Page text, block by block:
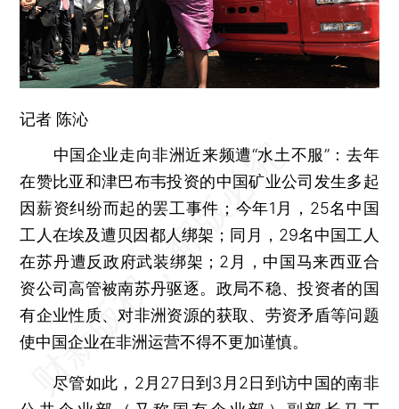
记者 陈沁
中国企业走向非洲近来频遭“水土不服”：去年
在赞比亚和津巴布韦投资的中国矿业公司发生多起
因薪资纠纷而起的罢工事件；今年1月，25名中国
工人在埃及遭贝因都人绑架；同月，29名中国工人
在苏丹遭反政府武装绑架；2月，中国马来西亚合
资公司高管被南苏丹驱逐。政局不稳、投资者的国
有企业性质、对非洲资源的获取、劳资矛盾等问题
使中国企业在非洲运营不得不更加谨慎。
尽管如此，2月27日到3月2日到访中国的南非